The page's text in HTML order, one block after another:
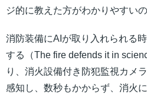
ジ的に教えた方がわかりやすい
消防装備にAIが取り入れられる
する（The fire defends it in
り、消火設備付き防犯監視カメ
感知し、数秒もかからず、消火